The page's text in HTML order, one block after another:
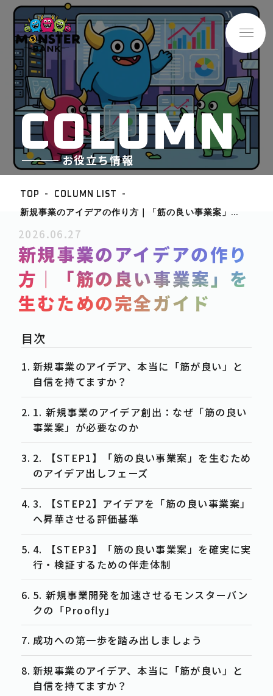
ABOUT-企業情報
SERVICE-サービス
POST
CASE
NEWS-お知らせ
ACTION
CONTACT -お問合せ
DOWNLOAD-資料請求
RECRUIT -求人情報
PRIVACY POLICY
COLUMN
お役立ち情報
TOP COLUMN LIST
新規事業のアイデアの作り方｜「筋の良い事業案」を
2026.06.27
新規事業のアイデアの作り
方｜「筋の良い事業案」を
生むための完全ガイド
新規事業のアイデア、本当に「筋が良い」と
自信を持てますか？
1. 新規事業のアイデア創出：なぜ「筋の良い
事業案」が必要なのか
2. 【STEP1】「筋の良い事業案」を生むため
のアイデア出しフェーズ
3. 【STEP2】アイデアを「筋の良い事業案」
へ昇華させる評価基準
4. 【STEP3】「筋の良い事業案」を確実に実
行・検証するための伴走体制
5. 新規事業開発を加速させるモンスターバン
クの「Proofly」
成功への第一歩を踏み出しましょう
新規事業のアイデア、本当に「筋が良い」と
自信を持てますか？